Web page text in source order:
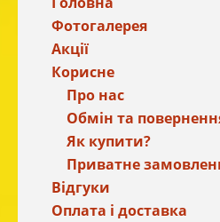
Фотогалерея
Акції
Корисне
Про нас
Обмін та
Як купити?
Приватне
Відгуки
Оплата і доставка